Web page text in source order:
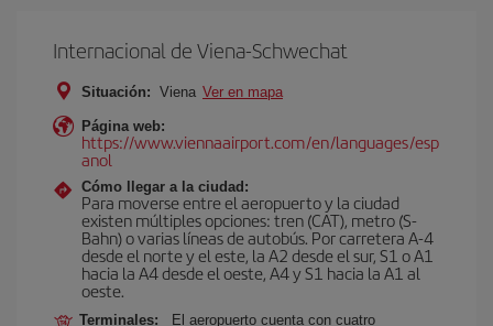
Internacional de Viena-Schwechat
Situación: Viena Ver en mapa
Página web:
https://www.viennaairport.com/en/languages/esp
anol
Cómo llegar a la ciudad:
Para moverse entre el aeropuerto y la ciudad
existen múltiples opciones: tren (CAT), metro (S-
Bahn) o varias líneas de autobús. Por carretera A-4
desde el norte y el este, la A2 desde el sur, S1 o A1
hacia la A4 desde el oeste, A4 y S1 hacia la A1 al
oeste.
Terminales:
El aeropuerto cuenta con cuatro